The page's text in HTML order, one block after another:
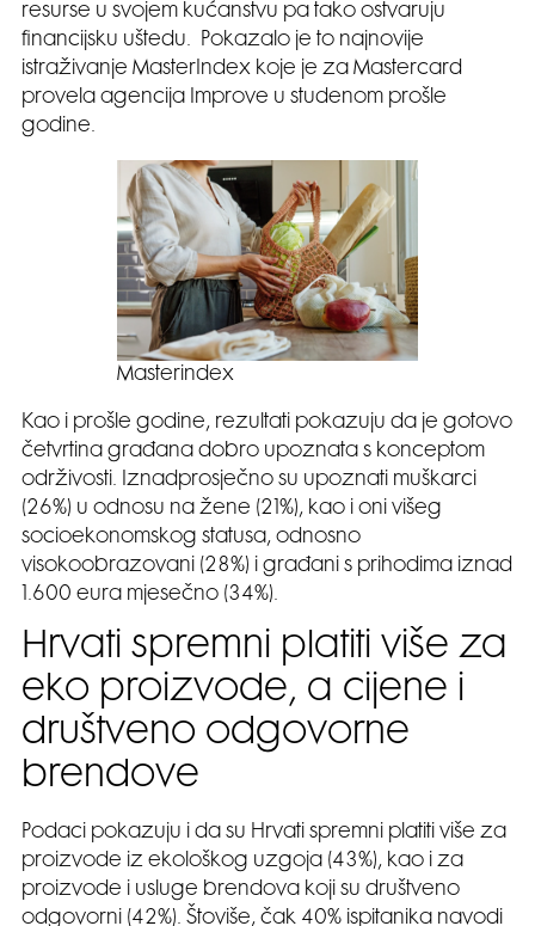
resurse u svojem kućanstvu pa tako ostvaruju
financijsku uštedu. Pokazalo je to najnovije
istraživanje MasterIndex koje je za Mastercard
provela agencija Improve u studenom prošle
godine.
Masterindex
Kao i prošle godine, rezultati pokazuju da je gotovo
četvrtina građana dobro upoznata s konceptom
održivosti. Iznadprosječno su upoznati muškarci
(26%) u odnosu na žene (21%), kao i oni višeg
socioekonomskog statusa, odnosno
visokoobrazovani (28%) i građani s prihodima iznad
1.600 eura mjesečno (34%).
Hrvati spremni platiti više za
eko proizvode, a cijene i
društveno odgovorne
brendove
Podaci pokazuju i da su Hrvati spremni platiti više za
proizvode iz ekološkog uzgoja (43%), kao i za
proizvode i usluge brendova koji su društveno
odgovorni (42%). Štoviše, čak 40% ispitanika navodi